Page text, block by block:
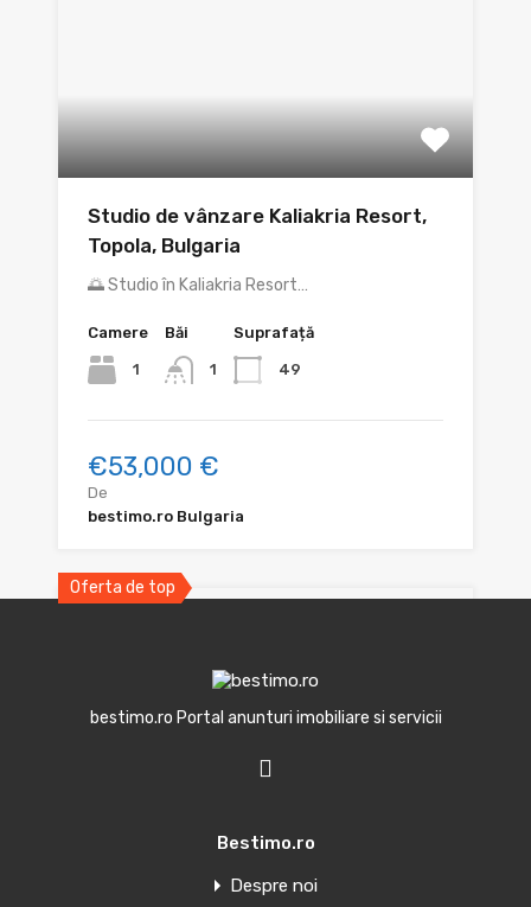
Studio de vânzare Kaliakria Resort,
Topola, Bulgaria
🌅 Studio în Kaliakria Resort…
Camere
1
Băi
1
Suprafață
49
€53,000 €
De
bestimo.ro Bulgaria
Oferta de top
la mare in prima linie in Elenite
bestimo.ro Portal anunturi imobiliare si servicii
Bestimo.ro
Despre noi